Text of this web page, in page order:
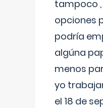
tampoco
opciones
podría
algúna
menos
yo
el 18 de